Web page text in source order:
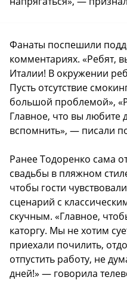
Фанаты поспешили
комментариях. «Ребят,
Италии! В окружении
Пусть отсутствие
большой проблемой»,
Главное, что вы любите
вспомнить», — писали
Ранее Тодоренко сама
свадьбы в пляжном
чтобы гости
сценарий с
скучным. «Главное,
каторгу. Мы не хотим
приехали почилить,
отпустить работу, не
дней!» — говорила